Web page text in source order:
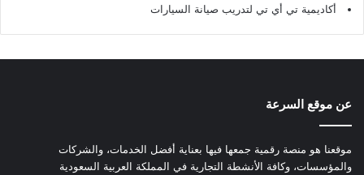
أكاديمية تي أي تي لتدريب صيانة السيارات
عن موقع السرعة
موقعنا هو منصة رقمية جمعها فيها بعناية أفضل الخدمات، والشركات
والمؤسسات، وكافة الأنشطة التجارية في المملكة العربية السعودية